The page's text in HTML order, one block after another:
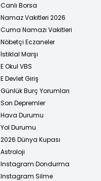
Canlı Borsa
Namaz Vakitleri 2026
Cuma Namazı Vakitleri
Nöbetçi Eczaneler
İstiklal Marşı
E Okul VBS
E Devlet Giriş
Günlük Burç Yorumları
Son Depremler
Hava Durumu
Yol Durumu
2026 Dünya Kupası
Astroloji
Instagram Dondurma
Instagram Silme